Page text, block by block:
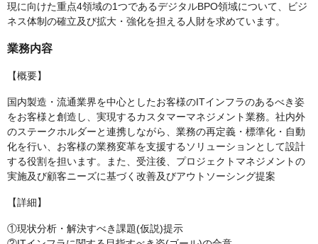
現に向けた重点4領域の1つであるデジタルBPO領域について、ビジ
ネス体制の確立及び拡大・強化を担える人財を求めています。
業務内容
【概要】
国内製造・流通業界を中心としたお客様のITインフラのあるべき姿
をお客様と創造し、実現するカスタマーマネジメント業務。社内外
のステークホルダーと連携しながら、業務の再定義・標準化・自動
化を行い、お客様の業務変革を支援するソリューションとして設計
する役割を担います。また、受注後、プロジェクトマネジメントの
実施及び顧客ニーズに基づく改善及びアウトソーシング提案
【詳細】
①現状分析・解決すべき課題(仮説)提示